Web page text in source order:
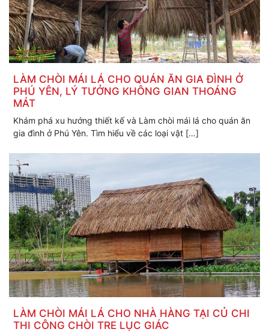
LÀM CHÒI MÁI LÁ CHO QUÁN ĂN GIA ĐÌNH Ở
PHÚ YÊN, LÝ TƯỞNG KHÔNG GIAN THOÁNG
MÁT
Khám phá xu hướng thiết kế và Làm chòi mái lá cho quán ăn
gia đình ở Phú Yên. Tìm hiểu về các loại vật […]
LÀM CHÒI MÁI LÁ CHO NHÀ HÀNG TẠI CỦ CHI
THI CÔNG CHÒI TRE LỤC GIÁC